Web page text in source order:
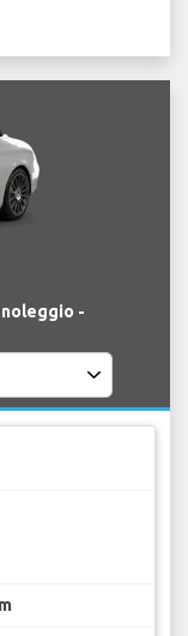
noleggio -